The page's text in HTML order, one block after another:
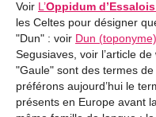
Voir L’Oppidum d’Essalois
les Celtes pour désigner
"Dun" : voir Dun (toponyme)
Segusiaves, voir l’article de
"Gaule" sont des termes
préférons aujourd’hui le
présents en Europe avant